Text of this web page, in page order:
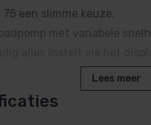
een slimme keuze.
met variabele
tot 40 m³
Lees meer